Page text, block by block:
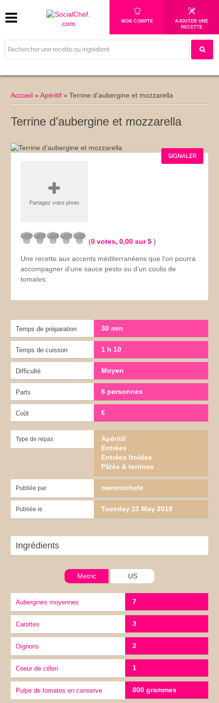
MON COMPTE
AJOUTER UNE
RECETTE
Accueil »Apéritif »Terrine d'aubergine et mozzarella
Terrine d’aubergine et mozzarella
SIGNALER
Partagez votre photo
(0 votes,0,00 sur 5)
Une recette aux accents méditerranéens que l’on pourra
accompagner d’une sauce pesto ou d’un coulis de
tomates.
Temps de préparation 30 min
Temps de cuisson 1 h 10
Difficulté Moyen
Parts 6 personnes
Coût €
Type de repas
Apéritif
Entrées
Entrées froides
Pâtés & terrines
Publiée par meremichele
Publiée le Tuesday 22 May 2018
Ingrédients
Metric US
Aubergines moyennes 7
carottes 3
Oignons 2
Coeur de céleri 1
Pulpe de tomates en conserve 800 grammes